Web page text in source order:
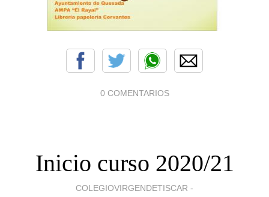
0 COMENTARIOS
Inicio curso 2020/21
COLEGIOVIRGENDETISCAR -